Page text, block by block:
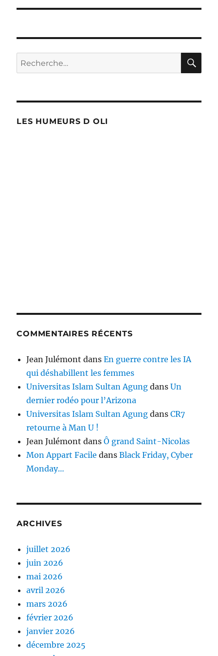
Recherche
pour :
LES HUMEURS D OLI
COMMENTAIRES RÉCENTS
Jean Julémont dansEn guerre contre les IA
qui déshabillent les femmes
Universitas Islam Sultan Agung dansUn
dernier rodéo pour l’Arizona
Universitas Islam Sultan Agung dansCR7
retourne à Man U !
Jean Julémont dansÔ grand Saint-Nicolas
Mon Appart Facile dansBlack Friday, Cyber
Monday…
ARCHIVES
juillet 2026
juin 2026
mai 2026
avril 2026
mars 2026
février 2026
janvier 2026
décembre 2025